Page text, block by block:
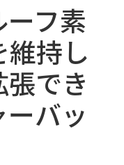
フ素
持し
でき
バッ